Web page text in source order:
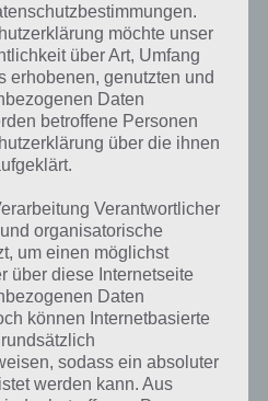
zur Lösung
Rätsel am 23.8.2019 in 4 Bilder
hat dieses eigentlich und was gibt es
auch zu Singapur? Zu bestimmten
auch immer eine kurze
möchte unser
über Art, Umfang
erhobenen, genutzten und
Daten
betroffene Personen
über die ihnen
Verantwortlicher
organisatorische
um einen möglichst
über diese Internetseite
Daten
können Internetbasierte
sodass ein absoluter
werden kann. Aus